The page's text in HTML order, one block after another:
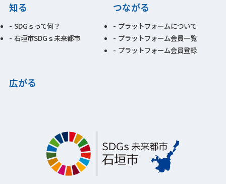
知る
SDGｓって何？
石垣市SDGｓ未来都市
つながる
プラットフォームについて
プラットフォーム会員一覧
プラットフォーム会員登録
広がる